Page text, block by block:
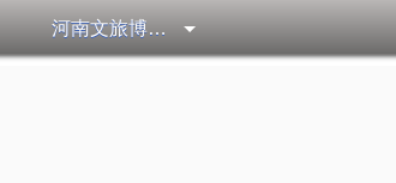
河南文旅博览会